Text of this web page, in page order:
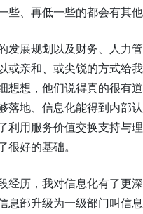
些、再低一些的都会有其他
发展规划以及财务、人力
或亲和、或尖锐的方式给
想想，他们说得真的很有
落地、信息化能得到内部
利用服务价值交换支持与
很好的基础。
经历，我对信息化有了更
息部升级为一级部门叫信